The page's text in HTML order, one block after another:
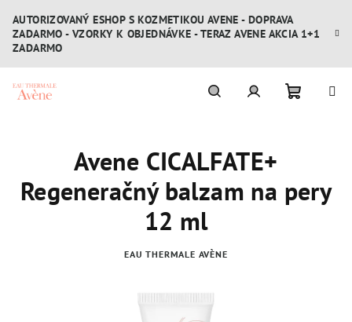
obsah
AUTORIZOVANÝ ESHOP S KOZMETIKOU AVENE - DOPRAVA
ZADARMO - VZORKY K OBJEDNÁVKE - TERAZ AVENE AKCIA 1+1
ZADARMO
Avene CICALFATE+
Regeneračný balzam na pery
12 ml
EAU THERMALE AVÈNE